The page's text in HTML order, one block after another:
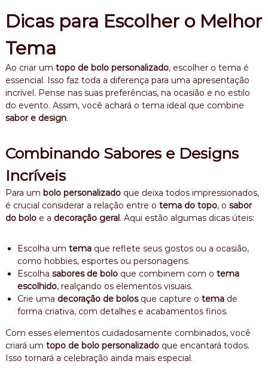
Dicas para Escolher o Melhor
Tema
Ao criar um topo de bolo personalizado, escolher o tema é
essencial. Isso faz toda a diferença para uma apresentação
incrível. Pense nas suas preferências, na ocasião e no estilo
do evento. Assim, você achará o tema ideal que combine
sabor e design.
Combinando Sabores e Designs
Incríveis
Para um bolo personalizadoque deixa todos impressionados,
é crucial considerar a relação entre o tema do topo, o sabor
do boloe a decoração geral. Aqui estão algumas dicas úteis:
Escolha um temaque reflete seus gostos ou a ocasião,
como hobbies, esportes ou personagens.
Escolha sabores de boloque combinem com o tema
escolhido, realçando os elementos visuais.
Crie uma decoração de bolosque capture o temade
forma criativa, com detalhes e acabamentos finos.
Com esses elementos cuidadosamente combinados, você
criará um topo de bolo personalizadoque encantará todos.
Isso tornará a celebração ainda mais especial.